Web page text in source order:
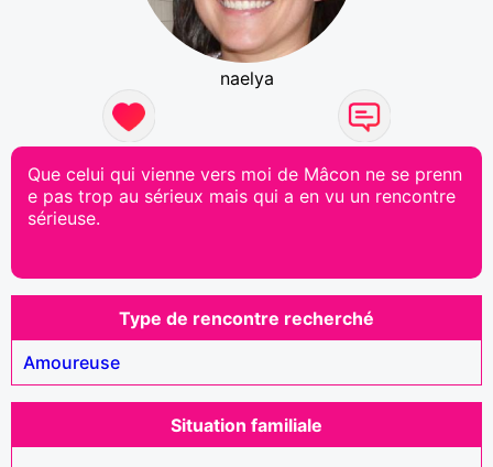
naelya
Que celui qui vienne vers moi de Mâcon ne se prenn
e pas trop au sérieux mais qui a en vu un rencontre
sérieuse.
Type de rencontre recherché
Amoureuse
Situation familiale